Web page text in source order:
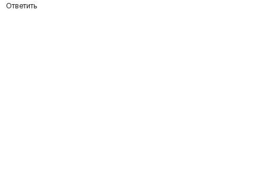
Ответить